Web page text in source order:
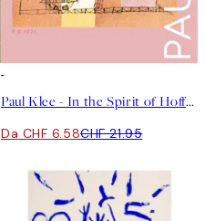
Paul Klee - In the Spirit of Hoffmann Poster
Da CHF 6.58CHF 21.95